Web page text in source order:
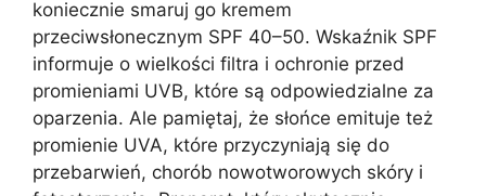
koniecznie smaruj go kremem
przeciwsłonecznym SPF 40–50. Wskaźnik SPF
informuje o wielkości filtra i ochronie przed
promieniami UVB, które są odpowiedzialne za
oparzenia. Ale pamiętaj, że słońce emituje też
promienie UVA, które przyczyniają się do
przebarwień, chorób nowotworowych skóry i